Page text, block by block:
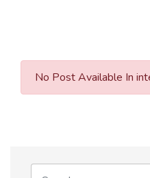
No Post Available In